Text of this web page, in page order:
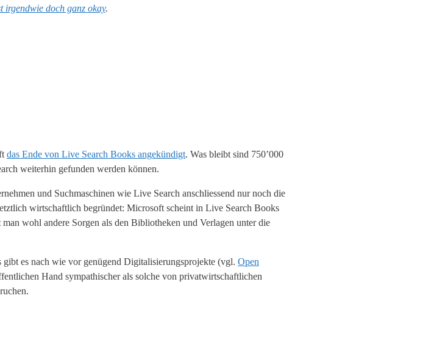
irgendwie doch ganz okay.
das Ende von Live Search Books angekündigt. Was bleibt sind 750’000
weiterhin gefunden werden können.
und Suchmaschinen wie Live Search anschliessend nur noch die
wirtschaftlich begründet: Microsoft scheint in Live Search Books
wohl andere Sorgen als den Bibliotheken und Verlagen unter die
es nach wie vor genügend Digitalisierungsprojekte (vgl. Open
Hand sympathischer als solche von privatwirtschaftlichen